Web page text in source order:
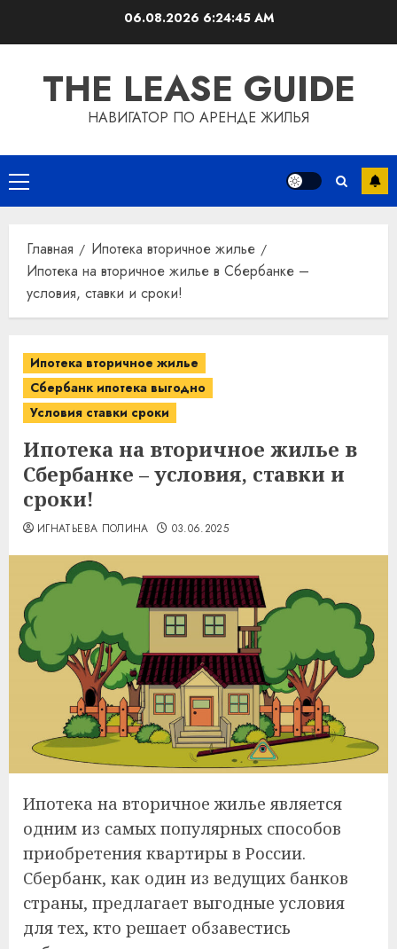
06.08.2026 6:24:46 AM
THE LEASE GUIDE
НАВИГАТОР ПО АРЕНДЕ ЖИЛЬЯ
Основное
меню
Главная
Ипотека вторичное жилье
Ипотека на вторичное жилье в Сбербанке –
условия, ставки и сроки!
Ипотека вторичное жилье
Сбербанк ипотека выгодно
Условия ставки сроки
Ипотека на вторичное жилье в
Сбербанке – условия, ставки и
сроки!
ИГНАТЬЕВА ПОЛИНА 03.06.2025
Ипотека на вторичное жилье является
одним из самых популярных способов
приобретения квартиры в России.
Сбербанк, как один из ведущих банков
страны, предлагает выгодные условия
для тех, кто решает обзавестись